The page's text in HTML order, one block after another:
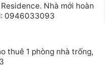
Nhà mới hoàn
0946033093
thuê 1 phòng nhà trống,